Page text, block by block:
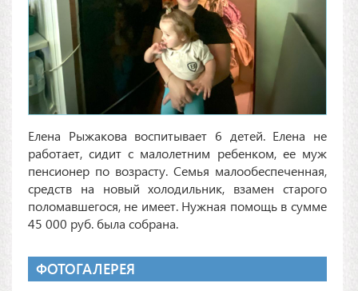
Елена Рыжакова воспитывает 6 детей. Елена не
работает, сидит с малолетним ребенком, ее муж
пенсионер по возрасту. Семья малообеспеченная,
средств на новый холодильник, взамен старого
поломавшегося, не имеет. Нужная помощь в сумме
45 000 руб. была собрана.
ФОТОГАЛЕРЕЯ